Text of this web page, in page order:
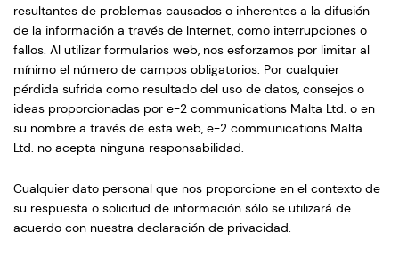
resultantes de problemas causados o inherentes a la difusión
de la información a través de Internet, como interrupciones o
fallos. Al utilizar formularios web, nos esforzamos por limitar al
mínimo el número de campos obligatorios. Por cualquier
pérdida sufrida como resultado del uso de datos, consejos o
ideas proporcionadas por e-2 communications Malta Ltd. o en
su nombre a través de esta web, e-2 communications Malta
Ltd. no acepta ninguna responsabilidad.
Cualquier dato personal que nos proporcione en el contexto de
su respuesta o solicitud de información sólo se utilizará de
acuerdo con nuestra declaración de privacidad.